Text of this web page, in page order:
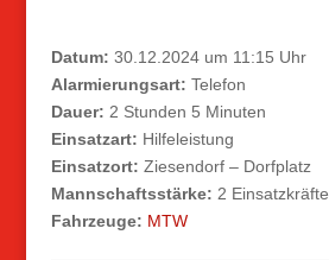
Datum: 30.12.2024 um 11:15 Uhr
Alarmierungsart: Telefon
Dauer: 2 Stunden 5 Minuten
Einsatzart: Hilfeleistung
Einsatzort: Ziesendorf – Dorfplatz
Mannschaftsstärke: 2 Einsatzkräfte
Fahrzeuge: MTW